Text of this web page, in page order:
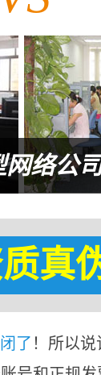
络公
真
了 ！所以